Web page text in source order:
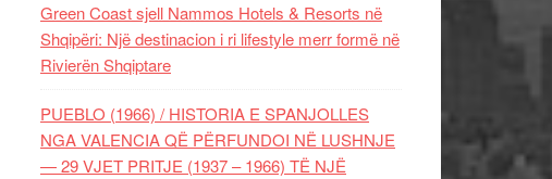
Green Coast sjell Nammos Hotels & Resorts në
Shqipëri: Një destinacion i ri lifestyle merr formë në
Rivierën Shqiptare
PUEBLO (1966) / HISTORIA E SPANJOLLES
NGA VALENCIA QË PËRFUNDOI NË LUSHNJE
— 29 VJET PRITJE (1937 – 1966) TË NJË